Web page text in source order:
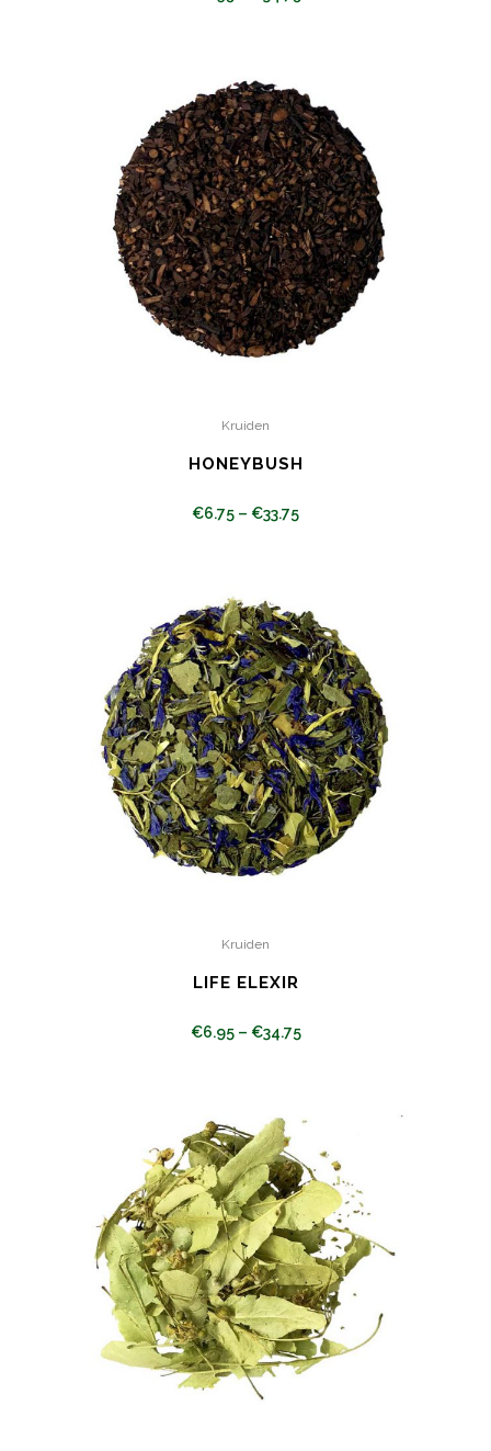
Kruiden
HONEYBUSH
€6.75 – €33.75
Kruiden
LIFE ELEXIR
€6.95– €34.75